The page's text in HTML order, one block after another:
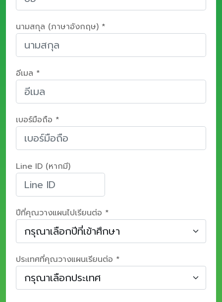
นามสกุล (ภาษาอังกฤษ) *
อีเมล *
เบอร์มือถือ *
Line ID (หากมี)
ปีที่คุณวางแผนไปเรียนต่อ *
ประเทศที่คุณวางแผนเรียนต่อ *